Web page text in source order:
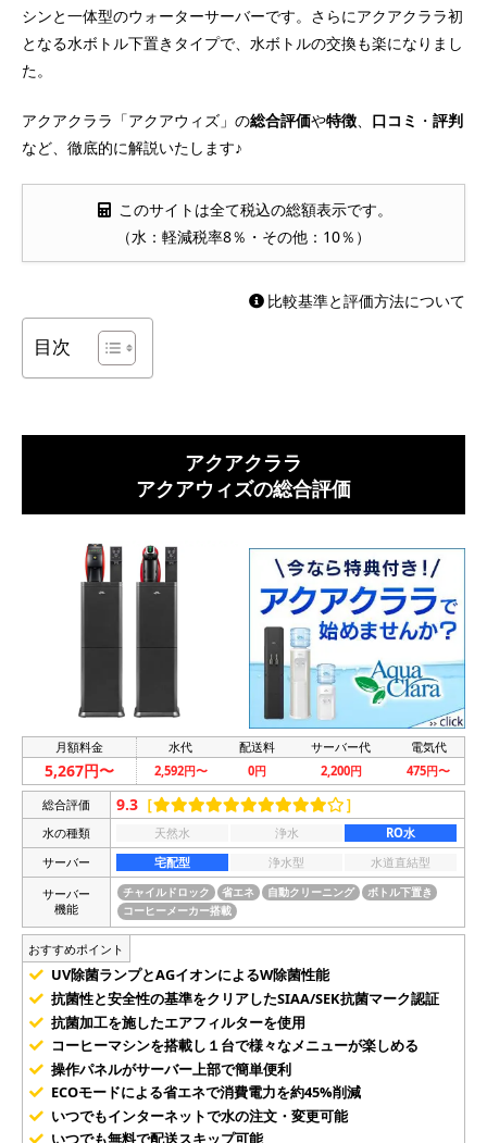
シンと一体型のウォーターサーバーです。さらにアクアクララ初
となる水ボトル下置きタイプで、水ボトルの交換も楽になりまし
た。
アクアクララ「アクアウィズ」の総合評価や特徴 口コミ ・ 評判
など、徹底的に解説いたします♪
このサイトは全て税込の総額表示です。
（水：軽減税率8％・その他：10％）
比較基準と評価方法について
目次
アクアクララ
アクアウィズの総合評価
月額料金 水代 配送料 サーバー代 電気代
5,267円〜 2,592円〜 0円 2,200円 475円〜
総合評価 9.3 ［ ］
水の種類 天然水 浄水
RO水
サーバー
宅配型 浄水型
水道直結型
サーバー
機能
チャイルドロック 省エネ 自動クリーニング
ボトル下置き
コーヒーメーカー搭載
おすすめポイント
UV除菌ランプとAGイオンによるW除菌性能
抗菌性と安全性の基準をクリアしたSIAA/SEK抗菌マーク認証
抗菌加工を施したエアフィルターを使用
コーヒーマシンを搭載し１台で様々なメニューが楽しめる
操作パネルがサーバー上部で簡単便利
ECOモードによる省エネで消費電力を約45%削減
いつでもインターネットで水の注文・変更可能
いつでも無料で配送スキップ可能